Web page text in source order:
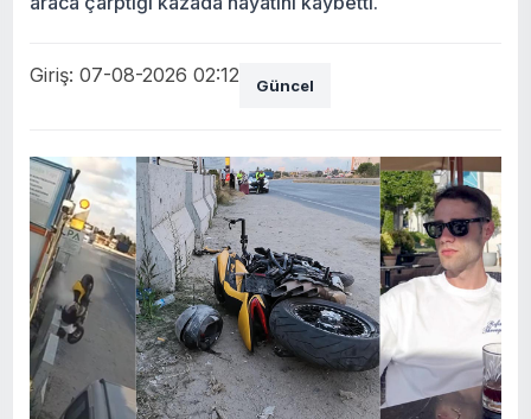
Giriş: 07-08-2026 02:12 Güncel